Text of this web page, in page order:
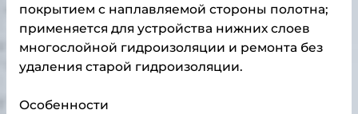
покрытием с наплавляемой стороны полотна;
применяется для устройства нижних слоев
многослойной гидроизоляции и ремонта без
удаления старой гидроизоляции.
Особенности